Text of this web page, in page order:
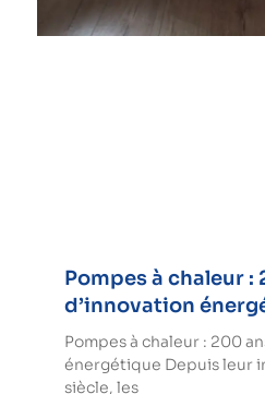
Pompes à chaleur :
d’innovation
Pompes à chaleur : 200
énergétique Depuis leur
siècle, les